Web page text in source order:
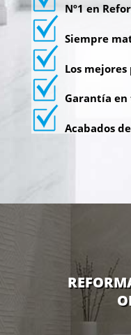
Nº1 en
Siempre
Los
Garantía en
Acabados